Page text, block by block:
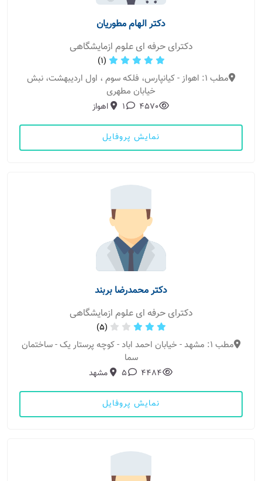
دکتر الهام مطوریان
دکترای حرفه ای علوم ازمایشگاهی
(1)
مطب 1: اهواز - کیانپارس، فلکه سوم ، اول اردیبهشت، نبش
خیابان مطهری
4570
1 اهواز
نمایش پروفایل
دکتر محمدرضا بربند
دکترای حرفه ای علوم ازمایشگاهی
(5)
مطب 1: مشهد - خیابان احمد اباد - کوچه پرستار یک - ساختمان
سما
4484
5 مشهد
نمایش پروفایل